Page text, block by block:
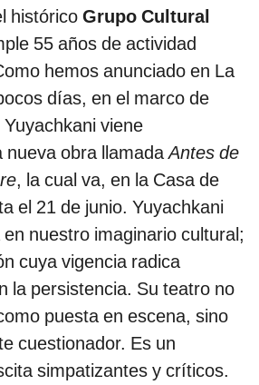
histórico Grupo Cultural
55 años de actividad
hemos anunciado en La
días, en el marco de
viene
nueva obra llamadaAntes de
, la cual va, en la Casa de
el 21 de junio. Yuyachkani
nuestro imaginario cultural;
cuya vigencia radica
la persistencia. Su teatro no
puesta en escena, sino
cuestionador. Es un
simpatizantes y críticos.